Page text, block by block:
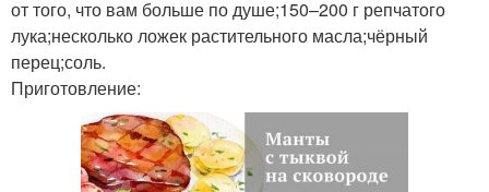
от того, что вам больше по душе;150–200 г репчатого
лука;несколько ложек растительного масла;чёрный
перец;соль.
Приготовление: